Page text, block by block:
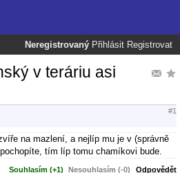
Neregistrovaný Přihlásit Registrovat
v teráriu asi
#1
na mazlení, a nejlíp mu je v (správně
tím líp tomu chamíkovi bude.
Souhlasím (+1) Nesouhlasím (-0) Odpovědět